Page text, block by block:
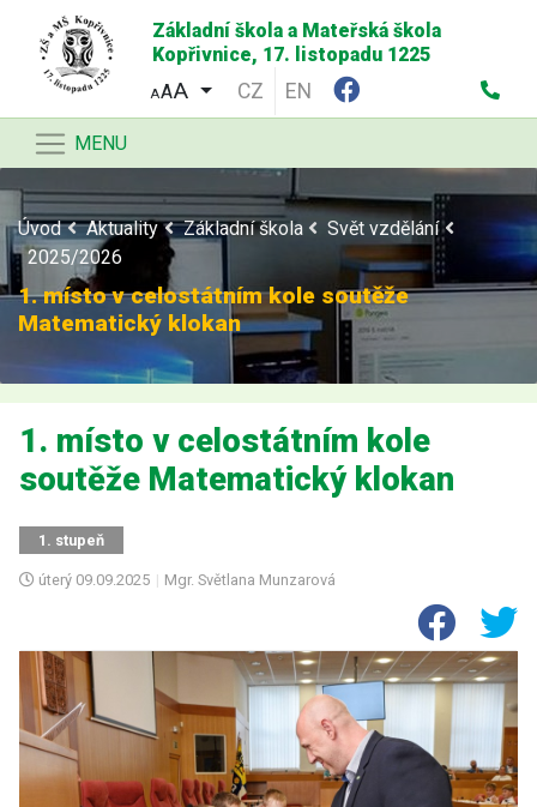
Základní škola a Mateřská škola
Kopřivnice, 17. listopadu 1225
AA CZ EN
MENU
Úvod Aktuality Základní škola
Svět vzdělání
2025/2026
1. místo v celostátním kole soutěže
Matematický klokan
1. místo v celostátním kole
soutěže Matematický klokan
1. stupeň
úterý 09.09.2025 | Mgr. Světlana Munzarová